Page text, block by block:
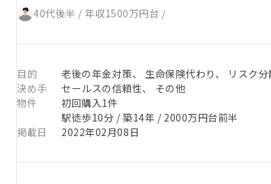
40代後半 / 年収1500万円台 /
目的
老後の年金対策、 生命保険代わり、 リスク
決め手
セールスの信頼性、 その他
物件
初回購入1件
駅徒歩10分 / 築14年 / 2000万円台前半
掲載日
2022年02月08日